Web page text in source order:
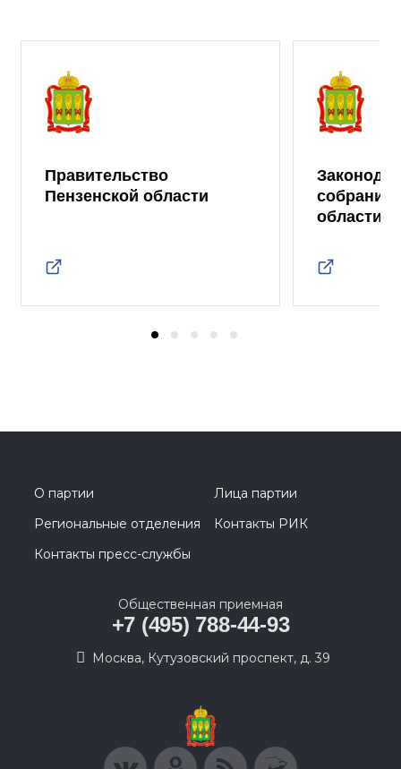
Правительство
Пензенской области
собрание
области
О партии
Лица партии
Региональные отделения
Контакты РИК
Контакты пресс-службы
Общественная приемная
+7 (495) 788-44-93
Москва, Кутузовский проспект, д. 39